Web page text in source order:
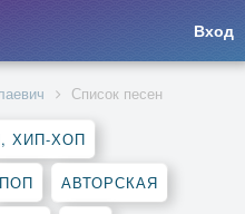
Вход
Список песен
ХИП-ХОП
ПОП АВТОРСКАЯ